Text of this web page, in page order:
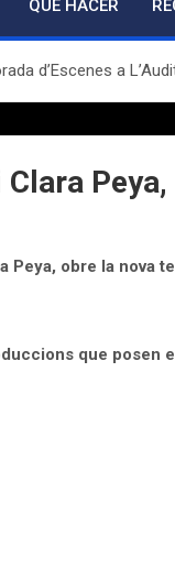
QUE HACER
d’Escenes a
Peya, obre la nova
que